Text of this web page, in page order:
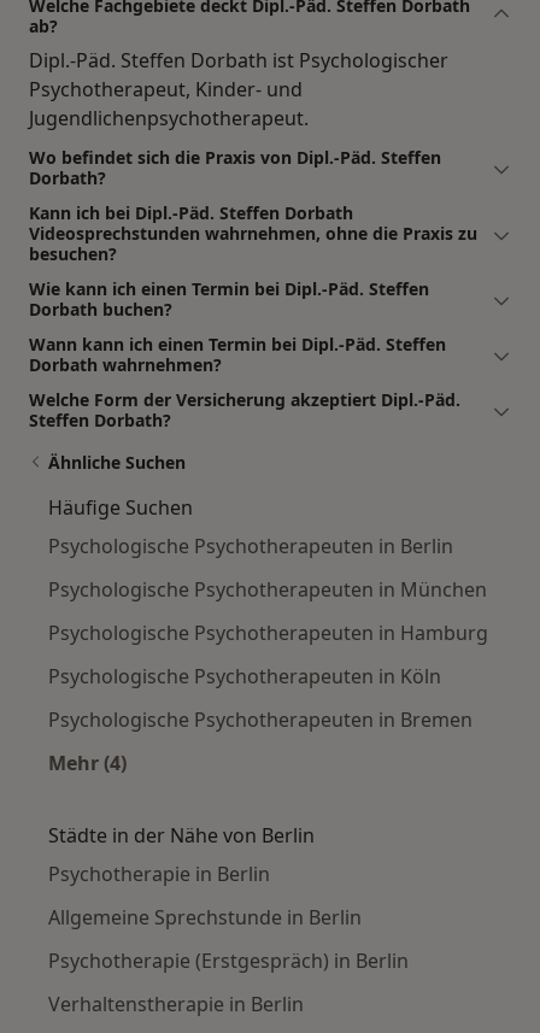
Welche Fachgebiete deckt Dipl.-Päd. Steffen Dorbath
ab?
Dipl.-Päd. Steffen Dorbath ist Psychologischer
Psychotherapeut, Kinder- und
Jugendlichenpsychotherapeut.
Wo befindet sich die Praxis von Dipl.-Päd. Steffen
Dorbath?
Kann ich bei Dipl.-Päd. Steffen Dorbath
Videosprechstunden wahrnehmen, ohne die Praxis zu
besuchen?
Wie kann ich einen Termin bei Dipl.-Päd. Steffen
Dorbath buchen?
Wann kann ich einen Termin bei Dipl.-Päd. Steffen
Dorbath wahrnehmen?
Welche Form der Versicherung akzeptiert Dipl.-Päd.
Steffen Dorbath?
Ähnliche Suchen
Häufige Suchen
Psychologische Psychotherapeuten in Berlin
Psychologische Psychotherapeuten in München
Psychologische Psychotherapeuten in Hamburg
Psychologische Psychotherapeuten in Köln
Psychologische Psychotherapeuten in Bremen
Mehr (4)
Städte in der Nähe von Berlin
Psychotherapie in Berlin
Allgemeine Sprechstunde in Berlin
Psychotherapie (Erstgespräch) in Berlin
Verhaltenstherapie in Berlin